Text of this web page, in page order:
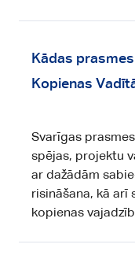
Kādas
Kopienas
Svarīgas
spējas, projektu
ar dažādām
risināšana, kā arī
kopienas